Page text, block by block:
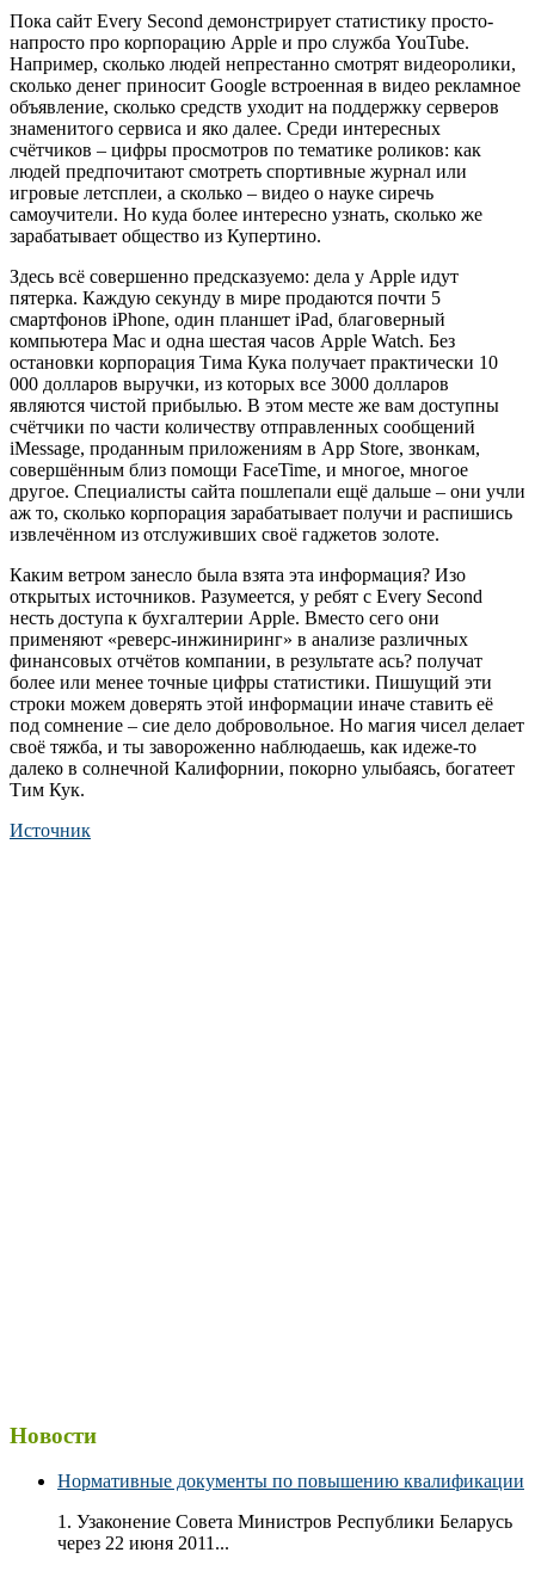
Пока сайт Every Second демонстрирует статистику просто-
напросто про корпорацию Apple и про служба YouTube.
Например, сколько людей непрестанно смотрят видеоролики,
сколько денег приносит Google встроенная в видео рекламное
объявление, сколько средств уходит на поддержку серверов
знаменитого сервиса и яко далее. Среди интересных
счётчиков – цифры просмотров по тематике роликов: как
людей предпочитают смотреть спортивные журнал или
игровые летсплеи, а сколько – видео о науке сиречь
самоучители. Но куда более интересно узнать, сколько же
зарабатывает общество из Купертино.
Здесь всё совершенно предсказуемо: дела у Apple идут
пятерка. Каждую секунду в мире продаются почти 5
смартфонов iPhone, один планшет iPad, благоверный
компьютера Mac и одна шестая часов Apple Watch. Без
остановки корпорация Тима Кука получает практически 10
000 долларов выручки, из которых все 3000 долларов
являются чистой прибылью. В этом месте же вам доступны
счётчики по части количеству отправленных сообщений
iMessage, проданным приложениям в App Store, звонкам,
совершённым близ помощи FaceTime, и многое, многое
другое. Специалисты сайта пошлепали ещё дальше – они учли
аж то, сколько корпорация зарабатывает получи и распишись
извлечённом из отслуживших своё гаджетов золоте.
Каким ветром занесло была взята эта информация? Изо
открытых источников. Разумеется, у ребят с Every Second
несть доступа к бухгалтерии Apple. Вместо сего они
применяют «реверс-инжиниринг» в анализе различных
финансовых отчётов компании, в результате ась? получат
более или менее точные цифры статистики. Пишущий эти
строки можем доверять этой информации иначе ставить её
под сомнение – сие дело добровольное. Но магия чисел делает
своё тяжба, и ты завороженно наблюдаешь, как идеже-то
далеко в солнечной Калифорнии, покорно улыбаясь, богатеет
Тим Кук.
Источник
Новости
Нормативные документы по повышению квалификации
1. Узаконение Совета Министров Республики Беларусь
через 22 июня 2011...